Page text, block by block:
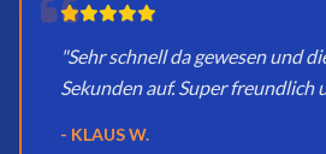
"Sehr schnell da gewesen und
Sekunden auf. Super freundlich
- KLAUS W.